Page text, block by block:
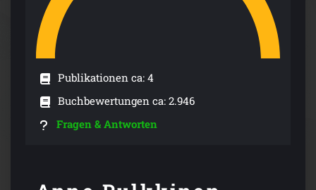
Publikationen ca: 4
Buchbewertungen ca: 2.946
Fragen & Antworten